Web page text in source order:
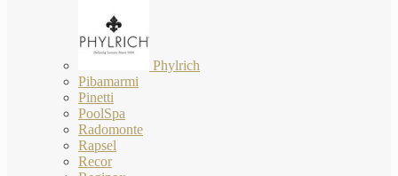
Phylrich
Pibamarmi
Pinetti
PoolSpa
Radomonte
Rapsel
Recor